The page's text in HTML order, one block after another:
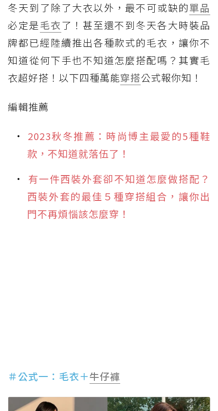
冬天到了除了大衣以外，最不可或缺的單品
必定是毛衣了！甚至還不到冬天各大時裝品
牌都已經陸續推出各種款式的毛衣，讓你不
知道從何下手也不知道怎麼搭配嗎？其實毛
衣超好搭！以下四種萬能穿搭公式報你知！
編輯推薦
2023秋冬推薦：時尚博主最愛的5種鞋
款，不知道就落伍了！
有一件西裝外套卻不知道怎麼做搭配？
西裝外套的最佳５種穿搭組合，讓你出
門不再煩惱該怎麼穿！
＃公式一：毛衣＋牛仔褲